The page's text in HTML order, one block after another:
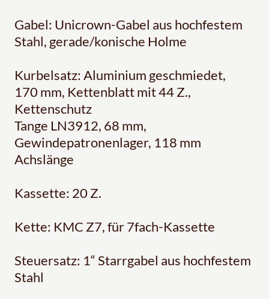
Gabel: Unicrown-Gabel aus hochfestem
Stahl, gerade/konische Holme
Kurbelsatz: Aluminium geschmiedet,
170 mm, Kettenblatt mit 44 Z.,
Kettenschutz
Tange LN3912, 68 mm,
Gewindepatronenlager, 118 mm
Achslänge
Kassette: 20 Z.
Kette: KMC Z7, für 7fach-Kassette
Steuersatz: 1“ Starrgabel aus hochfestem
Stahl